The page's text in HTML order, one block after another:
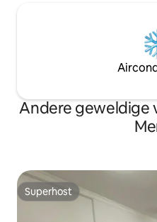
Andere geweldige
Superhost
Superhost